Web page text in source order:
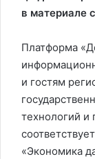
в материале
Платформа
и гостям
технологий
«Экономика